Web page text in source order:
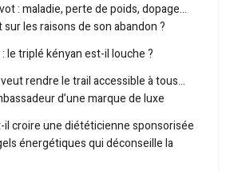
: maladie, perte de poids, dopage…
les raisons de son abandon ?
le triplé kényan est-il louche ?
rendre le trail accessible à tous…
d’une marque de luxe
il croire une diététicienne sponsorisée
énergétiques qui déconseille la